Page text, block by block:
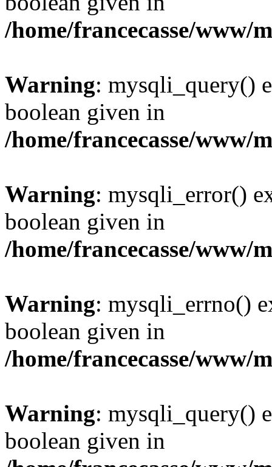
/home/francecasse/www/
Warning: mysqli_query()
boolean given in
/home/francecasse/www/
Warning: mysqli_error()
boolean given in
/home/francecasse/www/
Warning: mysqli_errno()
boolean given in
/home/francecasse/www/
Warning: mysqli_query()
boolean given in